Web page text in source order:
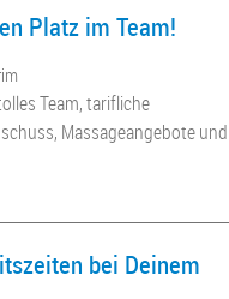
Platz im Team!
Team, tarifliche
Massageangebote und
bei Deinem